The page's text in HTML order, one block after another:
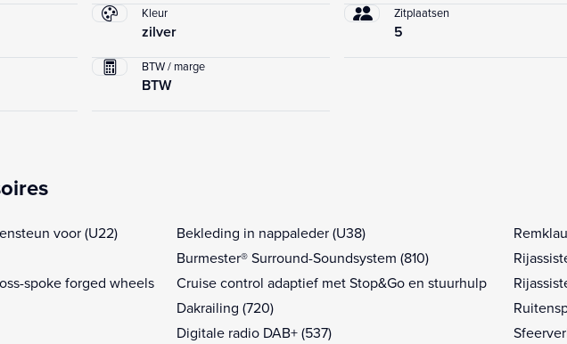
Kleur
zilver
Zitplaatsen
5
BTW / marge
BTW
voor (U22)
spoke forged wheels
Bekleding in nappaleder (U38)
Burmester® Surround-Soundsystem (810)
Cruise control adaptief met Stop&Go en stuurhulp
Dakrailing (720)
Digitale radio DAB+ (537)